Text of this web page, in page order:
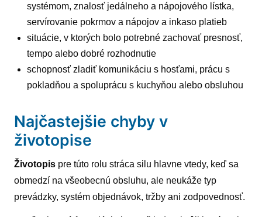
systémom, znalosť jedálneho a nápojového lístka,
servírovanie pokrmov a nápojov a inkaso platieb
situácie, v ktorých bolo potrebné zachovať presnosť,
tempo alebo dobré rozhodnutie
schopnosť zladiť komunikáciu s hosťami, prácu s
pokladňou a spoluprácu s kuchyňou alebo obsluhou
Najčastejšie chyby v
životopise
Životopis pre túto rolu stráca silu hlavne vtedy, keď sa
obmedzí na všeobecnú obsluhu, ale neukáže typ
prevádzky, systém objednávok, tržby ani zodpovednosť.